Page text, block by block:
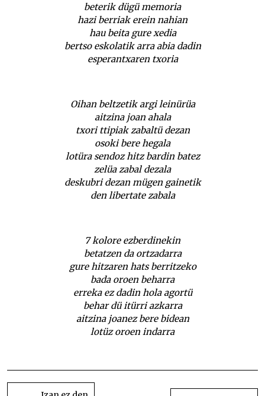
beterik dügü memoria
hazi berriak erein nahian
hau beita gure xedia
bertso eskolatik arra abia dadin
esperantxaren txoria
Oihan beltzetik argi leinürüa
aitzina joan ahala
txori ttipiak zabaltü dezan
osoki bere hegala
lotüra sendoz hitz bardin batez
zelüa zabal dezala
deskubri dezan mügen gainetik
den libertate zabala
7 kolore ezberdinekin
betatzen da ortzadarra
gure hitzaren hats berritzeko
bada oroen beharra
erreka ez dadin hola agortü
behar dü itürri azkarra
aitzina joanez bere bidean
lotüz oroen indarra
BIDALKETETAN